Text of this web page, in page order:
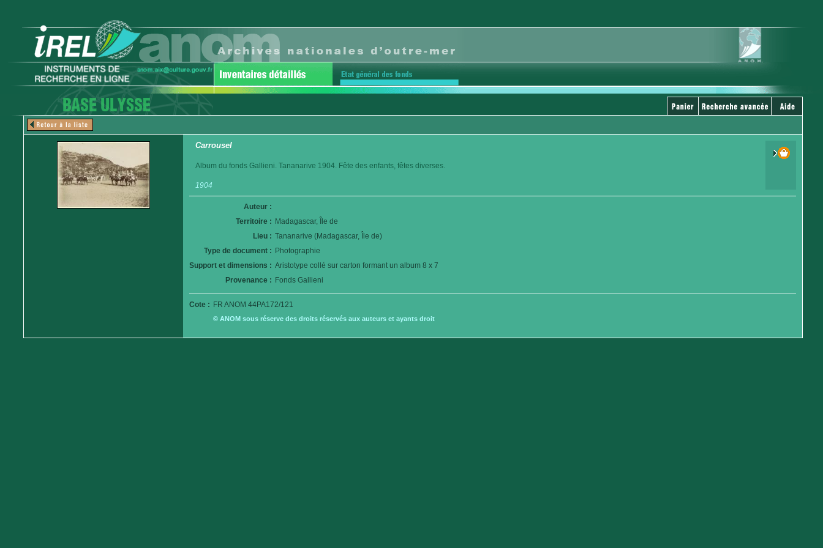
Carrousel
Album du fonds Gallieni. Tananarive 1904. Fête des enfants, fêtes diverses.
1904
Auteur :
Territoire : Madagascar, Île de
Lieu : Tananarive (Madagascar, Île de)
Type de document : Photographie
Support et dimensions : Aristotype collé sur carton formant un album 8 x 7
Provenance : Fonds Gallieni
Cote : FR ANOM 44PA172/121
© ANOM sous réserve des droits réservés aux auteurs et ayants droit